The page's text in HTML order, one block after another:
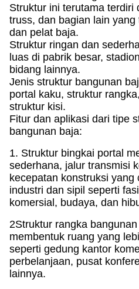
Struktur ini terutama terdiri
truss, dan bagian lain
dan pelat baja.
Struktur ringan dan
luas di pabrik besar,
bidang lainnya.
Jenis struktur bangunan
portal kaku, struktur
struktur kisi.
Fitur dan aplikasi dari tipe
bangunan baja:
1. Struktur bingkai portal
sederhana, jalur transmisi
kecepatan konstruksi yang
industri dan sipil seperti
komersial, budaya, dan
2Struktur rangka
membentuk ruang yang
seperti gedung kantor
perbelanjaan, pusat
lainnya.